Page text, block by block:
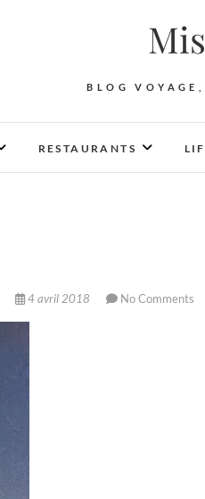
BLOG
RESTAURANTS
4 avril 2018 No Comments